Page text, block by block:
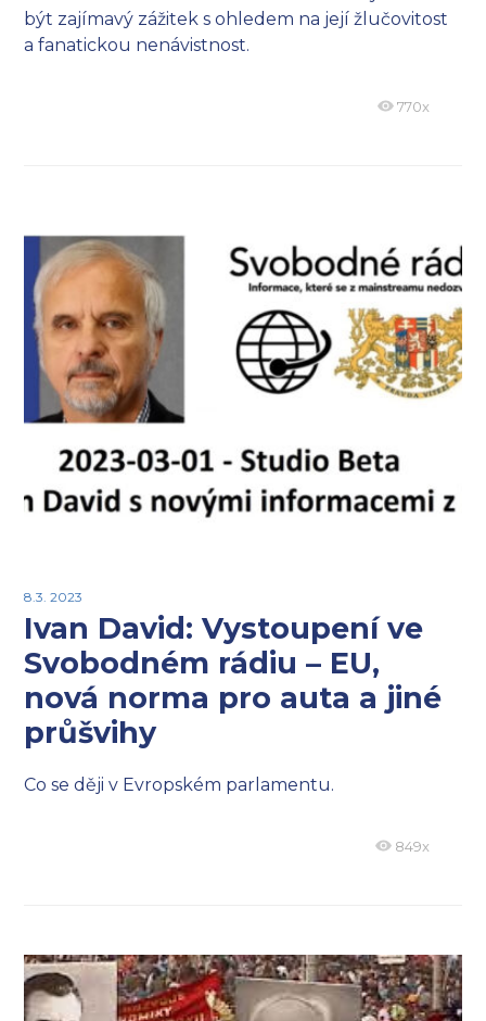
být zajímavý zážitek s ohledem na její žlučovitost
a fanatickou nenávistnost.
770x
8.3. 2023
Ivan David: Vystoupení ve
Svobodném rádiu – EU,
nová norma pro auta a jiné
průšvihy
Co se ději v Evropském parlamentu.
849x